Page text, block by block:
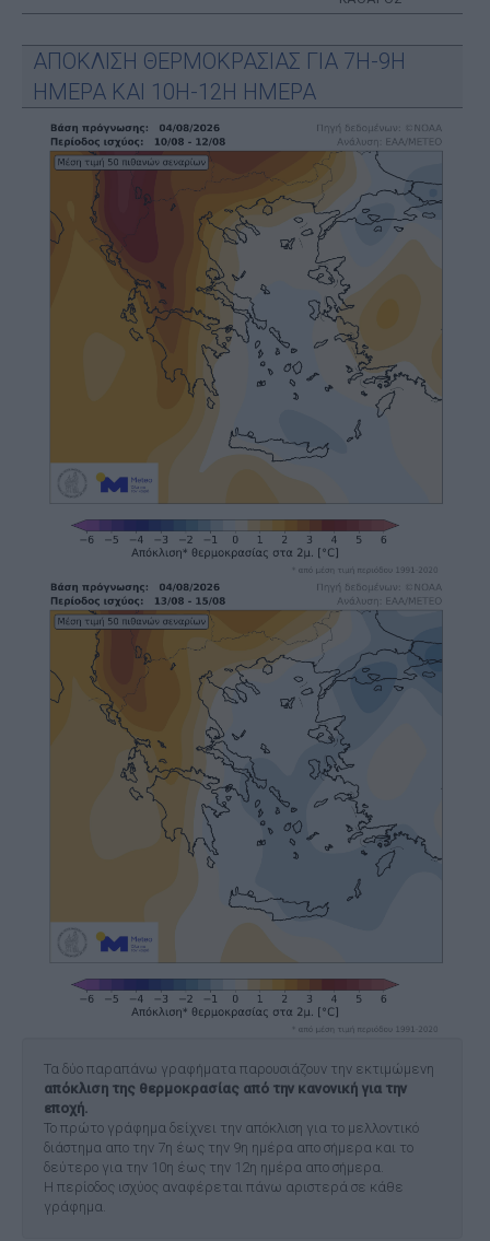
ΑΠΟΚΛΙΣΗ ΘΕΡΜΟΚΡΑΣΙΑΣ ΓΙΑ 7Η-9Η
ΗΜΕΡΑ ΚΑΙ 10Η-12Η ΗΜΕΡΑ
Τα δύο παραπάνω γραφήματα παρουσιάζουν την εκτιμώμενη
απόκλιση της θερμοκρασίας από την κανονική για την
εποχή.
Το πρώτο γράφημα δείχνει την απόκλιση για το μελλοντικό
διάστημα απο την 7η έως την 9η ημέρα απο σήμερα και το
δεύτερο για την 10η έως την 12η ημέρα απο σήμερα.
Η περίοδος ισχύος αναφέρεται πάνω αριστερά σε κάθε
γράφημα.